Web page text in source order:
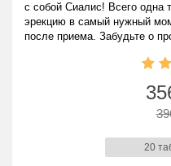
с собой Сиалис! Всего одна
эрекцию в самый нужный
после приема. Забудьте о
20